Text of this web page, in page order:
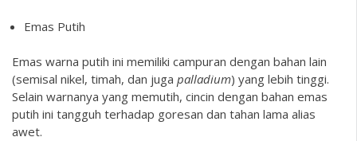
Emas Putih
Emas warna putih ini memiliki campuran dengan bahan lain
(semisal nikel, timah, dan juga palladium) yang lebih tinggi.
Selain warnanya yang memutih, cincin dengan bahan emas
putih ini tangguh terhadap goresan dan tahan lama alias
awet.